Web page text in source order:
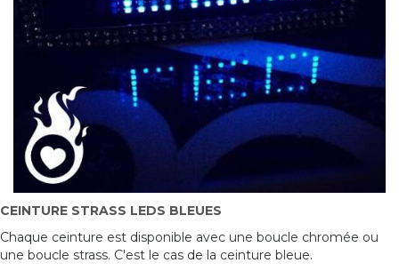
CEINTURE STRASS LEDS BLEUES
Chaque ceinture est disponible avec une boucle chromée ou
une boucle strass. C'est le cas de la ceinture bleue.